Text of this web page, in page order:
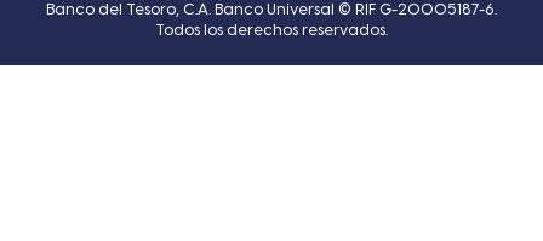
Banco del Tesoro, C.A. Banco Universal © RIF G-20005187-6.
Todos los derechos reservados.